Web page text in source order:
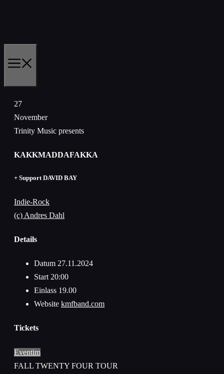
27
November
Trinity Music presents
KAKKMADDAFAKKA
+ Support DAVID BAY
Indie-Rock
(c) Andres Dahl
Details
Datum 27.11.2024
Start 20:00
Einlass 19.00
Website kmfband.com
Tickets
Eventim
FALL TWENTY FOUR TOUR